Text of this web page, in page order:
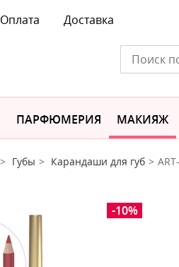
Оплата Доставка
ПАРФЮМЕРИЯ МАКИЯЖ
Губы Карандаши для губ
-10%